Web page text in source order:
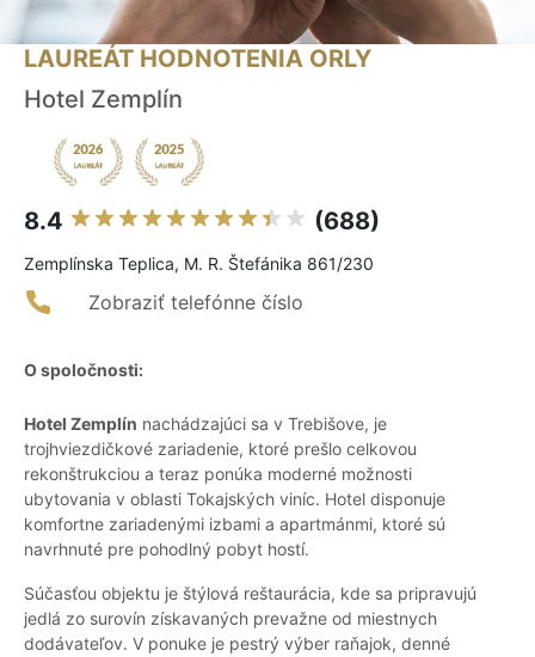
LAUREÁT HODNOTENIA ORLY
Hotel Zemplín
8.4 (688)
Zemplínska Teplica, M. R. Štefánika 861/230
Zobraziť telefónne číslo
O spoločnosti:
Hotel Zemplín nachádzajúci sa v Trebišove, je
trojhviezdičkové zariadenie, ktoré prešlo celkovou
rekonštrukciou a teraz ponúka moderné možnosti
ubytovania v oblasti Tokajských viníc. Hotel disponuje
komfortne zariadenými izbami a apartmánmi, ktoré sú
navrhnuté pre pohodlný pobyt hostí.
Súčasťou objektu je štýlová reštaurácia, kde sa pripravujú
jedlá zo surovín získavaných prevažne od miestnych
dodávateľov. V ponuke je pestrý výber raňajok, denné